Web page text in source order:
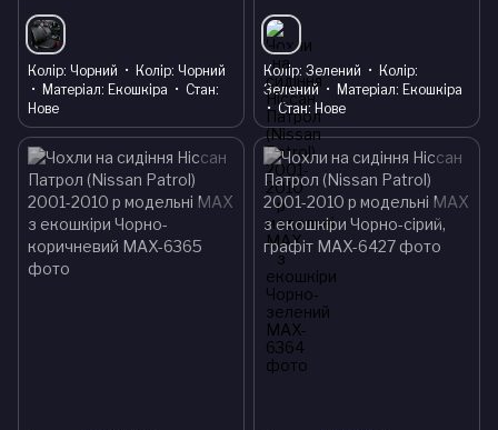
Колір Чорний Колір Чорний
Матеріал Екошкіра
Стан
Нове
Колір Зелений
Колір
Зелений
Матеріал Екошкіра
Стан Нове